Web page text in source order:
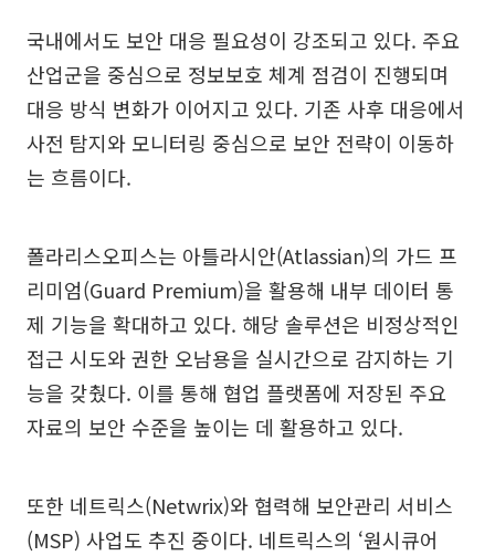
국내에서도 보안 대응 필요성이 강조되고 있다. 주요
산업군을 중심으로 정보보호 체계 점검이 진행되며
대응 방식 변화가 이어지고 있다. 기존 사후 대응에서
사전 탐지와 모니터링 중심으로 보안 전략이 이동하
는 흐름이다.
폴라리스오피스는 아틀라시안(Atlassian)의 가드 프
리미엄(Guard Premium)을 활용해 내부 데이터 통
제 기능을 확대하고 있다. 해당 솔루션은 비정상적인
접근 시도와 권한 오남용을 실시간으로 감지하는 기
능을 갖췄다. 이를 통해 협업 플랫폼에 저장된 주요
자료의 보안 수준을 높이는 데 활용하고 있다.
또한 네트릭스(Netwrix)와 협력해 보안관리 서비스
(MSP) 사업도 추진 중이다. 네트릭스의 ‘원시큐어